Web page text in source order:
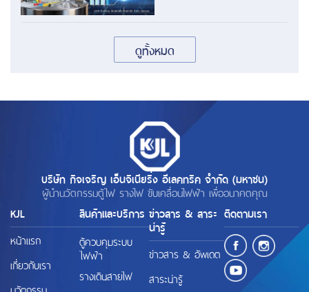
ดูทั้งหมด
บริษัท กิจเจริญ เอ็นจิเนียริ่ง อีเลคทริค จำกัด (มหาชน)
ผู้นำนวัตกรรมตู้ไฟ รางไฟ ขับเคลื่อนไฟฟ้า เพื่ออนาคตคุณ
KJL
หน้าแรก
เกี่ยวกับเรา
สินค้าและบริการ
ตู้ควบคุมระบบ
ไฟฟ้า
รางเดินสายไฟ
ข่าวสาร & สาระ
น่ารู้
ข่าวสาร & อัพเดต
สาระน่ารู้
ติดตามเรา